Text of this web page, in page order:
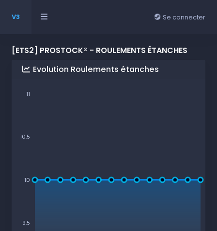
V3 Se connecter
[ETS2] PROSTOCK® - ROULEMENTS ÉTANCHES
Evolution Roulements étanches
11
10.5
10
9.5